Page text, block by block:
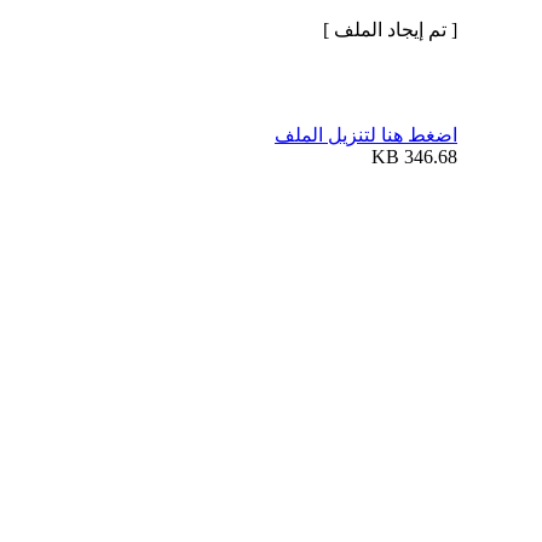
[ تم إيجاد الملف ]
اضغط هنا لتنزيل الملف
346.68 KB